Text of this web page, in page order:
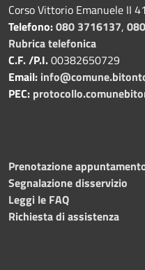
Corso Vittorio Emanuele II
Telefono:080 3716137,
Rubrica telefonica
C.F. /P.I.00382650729
Email:
PEC:
Prenotazione
Segnalazione disservizio
Leggi le FAQ
Richiesta di assistenza